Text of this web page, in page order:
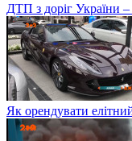
ДТП з доріг України
Як орендувати